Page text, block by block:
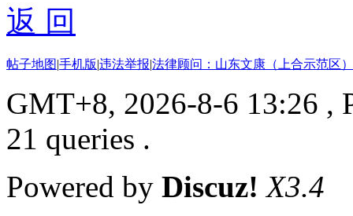
返 回
帖子地图|手机版|违法举报|法律顾问：山东文康（上合示范区
GMT+8, 2026-8-6 13:26 ,
21 queries .
Powered by Discuz! X3.4